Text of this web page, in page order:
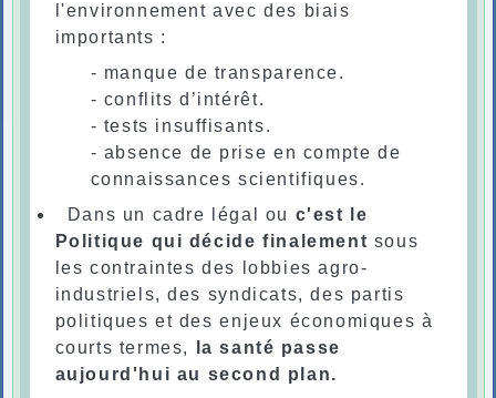
l'environnement avec des biais
importants :
- manque de transparence.
- conflits d’intérêt.
- tests insuffisants.
- absence de prise en compte de
connaissances scientifiques.
Dans un cadre légal ou c'est le
Politique qui décide finalement sous
les contraintes des lobbies agro-
industriels, des syndicats, des partis
politiques et des enjeux économiques à
courts termes,
la santé passe
aujourd'hui au second plan.